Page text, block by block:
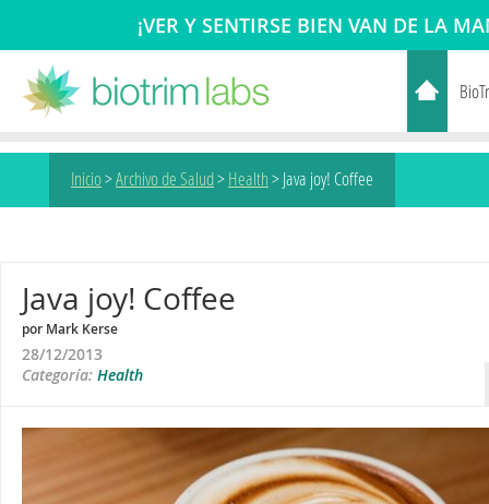
¡VER Y SENTIRSE BIEN VAN DE LA
Inicio>Archivo de Salud>Health>Java joy! Coffee
Java joy! Coffee
por Mark Kerse
28/12/2013
Categoría: Health